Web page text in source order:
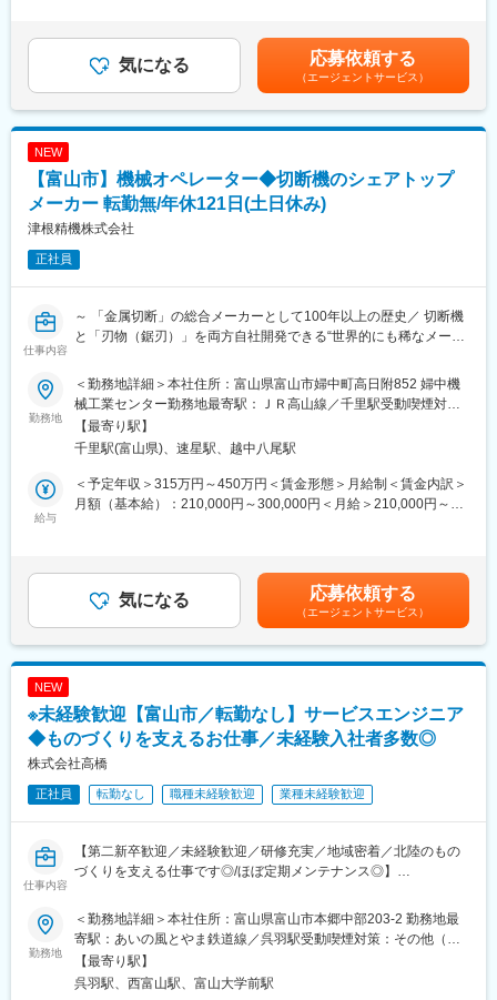
ができます。群制御開発やアプリケーション開発の経験がある方
は大歓迎です。
まな産業分野から、高い評価をいただいており、中でも豊富な実
績を誇るのが、ロボットを用いた自動生産システムで、これまで
に半導体、自動車、電機・電子、光学機器、医薬品業界向けの各
50,000円賃金はあくまでも目安の金額であり、選考を通じて上下
する可能性があります。月給(月額)は固定手当を含めた表記です。
気になる 応募依頼する
（エージェントサービス）
NEW
【富山市】機械オペレーター◆切断機のシェアトップ
メーカー 転勤無/年休121日(土日休み)
津根精機株式会社
正社員
仕事内容
～ 「金属切断」の総合メーカーとして100年以上の歴史／ 切断機
と「刃物（鋸刃）」を両方自社開発できる“世界的にも稀なメーカ
■職務内容：
「金属切断」の総合メーカーとして100年以上の歴史をもつ当社
にて、金属切断機用の鋸刃の製造に伴う機械操作をお任せしま
す。
ものづくりに不可欠な「切る」を支える仕事です。
金属材料を切削加工する為のフライス加工、NC旋盤加工、NC研
品を世界へ向け発信し続けています。
専門性を磨きたい方、素直な姿勢で前向きに仕事に取り組める
方、コミュニケーションを大切にできる方、目の前の仕事にコツ
社内制度が充実しており、退職金制度や再雇用制度も完備。育休
からの復帰率は100％と高く、定着率が高いことも特徴です。安
定した環境で長期的に働けることも魅力の一つです。
年に1度「自己申告書」という書類を直接総務部へ提出します。そ
す。
・平成27年に開業した北陸新幹線のレールにも津根精機の切断機
が使用されています。丈夫で硬いレールを誤差なく切るため、
100年以上かけて築き上げた圧倒的な技術力が使われています。
・切断機と工具両方を独自開発する当社だからこそ、顧客のニー
勤務地
＜勤務地詳細＞本社住所：富山県富山市婦中町高日附852 婦中機
械工業センター勤務地最寄駅：ＪＲ高山線／千里駅受動喫煙対
策：屋内全面禁煙
【最寄り駅】
千里駅(富山県)、速星駅、越中八尾駅
給与
＜予定年収＞315万円～450万円＜賃金形態＞月給制＜賃金内訳＞
月額（基本給）：210,000円～300,000円＜月給＞210,000円～
があります。月給(月額)は固定手当を含めた表記です。
気になる 応募依頼する
（エージェントサービス）
NEW
※未経験歓迎【富山市／転勤なし】サービスエンジニア
◆ものづくりを支えるお仕事／未経験入社者多数◎
株式会社高橋
正社員 転勤なし 職種未経験歓迎 業種未経験歓迎
仕事内容
【第二新卒歓迎／未経験歓迎／研修充実／地域密着／北陸のもの
づくりを支える仕事です◎/ほぼ定期メンテナンス◎】
■業務内容
ゴム課、鉄工課のどちらかにて、工場内などで物を運ぶ「コンベ
ヤベルト」のメンテナンスをお任せいたします。
★ゴム課…ゴムのベルト部分を担当いただきます。
★鉄工課…ゴム以外のフレームなど鉄部分を担当いただきます。
勤務地
＜勤務地詳細＞本社住所：富山県富山市本郷中部203-2 勤務地最
寄駅：あいの風とやま鉄道線／呉羽駅受動喫煙対策：その他（オ
フィス内禁煙・分煙）変更の範囲：会社の定める事業所
【最寄り駅】
呉羽駅、西富山駅、富山大学前駅